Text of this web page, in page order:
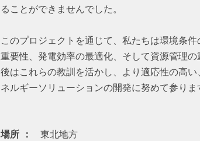
ることができませんでした。
このプロジェクトを通じて、私たちは環境条
重要性、発電効率の最適化、そして資源管理
後はこれらの教訓を活かし、より適応性の高
ネルギーソリューションの開発に努めて参りま
場所 東北地方